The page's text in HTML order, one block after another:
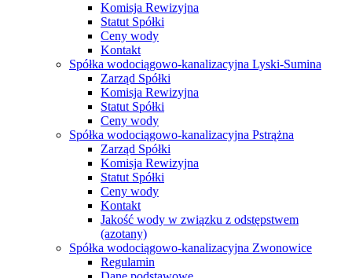
Komisja Rewizyjna
Statut Spółki
Ceny wody
Kontakt
Spółka wodociągowo-kanalizacyjna Lyski-Sumina
Zarząd Spółki
Komisja Rewizyjna
Statut Spółki
Ceny wody
Spółka wodociągowo-kanalizacyjna Pstrążna
Zarząd Spółki
Komisja Rewizyjna
Statut Spółki
Ceny wody
Kontakt
Jakość wody w związku z odstępstwem
(azotany)
Spółka wodociągowo-kanalizacyjna Zwonowice
Regulamin